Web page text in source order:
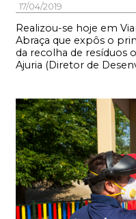
17/04/2019
Realizou-se hoje em
Abraça que expôs o
da recolha de resíduos
Ajuria (Diretor de